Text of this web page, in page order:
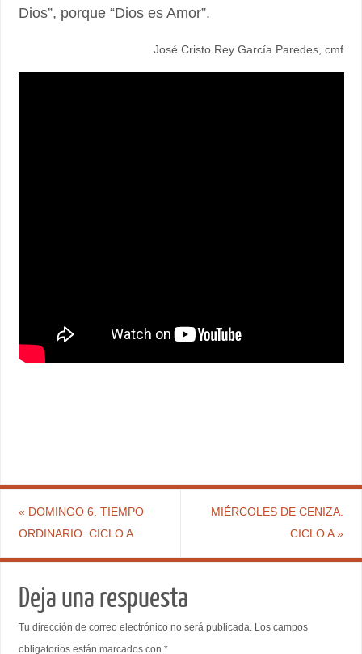
Dios”, porque “Dios es Amor”.
José Cristo Rey García Paredes, cmf
« DOMINGO 6. TIEMPO
ORDINARIO. CICLO A
MIÉRCOLES DE CENIZA.
CICLO A»
Deja una respuesta
Tu dirección de correo electrónico no será publicada.Los campos
obligatorios están marcados con *